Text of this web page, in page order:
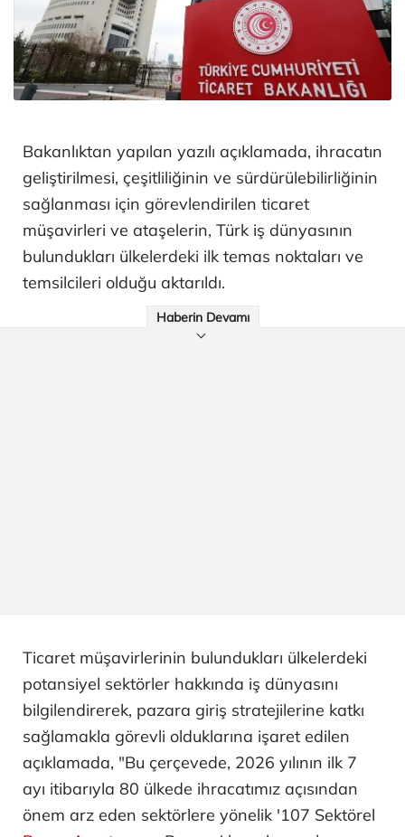
Bakanlıktan yapılan yazılı açıklamada, ihracatın
geliştirilmesi, çeşitliliğinin ve sürdürülebilirliğinin
sağlanması için görevlendirilen ticaret
müşavirleri ve ataşelerin, Türk iş dünyasının
bulundukları ülkelerdeki ilk temas noktaları ve
temsilcileri olduğu aktarıldı.
Haberin Devamı
Ticaret müşavirlerinin bulundukları ülkelerdeki
potansiyel sektörler hakkında iş dünyasını
bilgilendirerek, pazara giriş stratejilerine katkı
sağlamakla görevli olduklarına işaret edilen
açıklamada, "Bu çerçevede, 2026 yılının ilk 7
ayı itibarıyla 80 ülkede ihracatımız açısından
önem arz eden sektörlere yönelik '107 Sektörel